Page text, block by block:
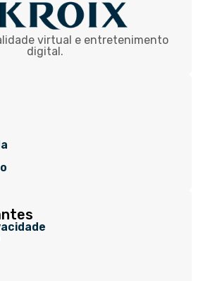
virtual e entretenimento
digital.